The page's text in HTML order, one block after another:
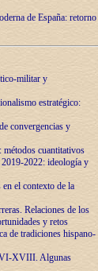
de España: retorno
militar y
estratégico:
convergencias y
cuantitativos
2022: ideología y
el contexto de la
Relaciones de los
y retos
de tradiciones hispano-
XVIII. Algunas